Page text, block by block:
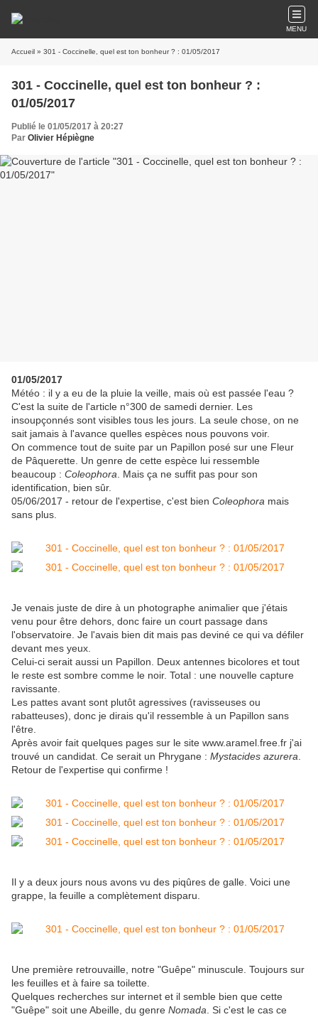
MENU
Accueil » 301 - Coccinelle, quel est ton bonheur ? : 01/05/2017
301 - Coccinelle, quel est ton bonheur ? :
01/05/2017
Publié le 01/05/2017 à 20:27
Par Olivier Hépiègne
01/05/2017
Météo : il y a eu de la pluie la veille, mais où est passée l'eau ?
C'est la suite de l'article n°300 de samedi dernier. Les
insoupçonnés sont visibles tous les jours. La seule chose, on ne
sait jamais à l'avance quelles espèces nous pouvons voir.
On commence tout de suite par un Papillon posé sur une Fleur
de Pâquerette. Un genre de cette espèce lui ressemble
beaucoup : Coleophora . Mais ça ne suffit pas pour son
identification, bien sûr.
05/06/2017 - retour de l'expertise, c'est bien Coleophora mais
sans plus.
Je venais juste de dire à un photographe animalier que j'étais
venu pour être dehors, donc faire un court passage dans
l'observatoire. Je l'avais bien dit mais pas deviné ce qui va défiler
devant mes yeux.
Celui-ci serait aussi un Papillon. Deux antennes bicolores et tout
le reste est sombre comme le noir. Total : une nouvelle capture
ravissante.
Les pattes avant sont plutôt agressives (ravisseuses ou
rabatteuses), donc je dirais qu'il ressemble à un Papillon sans
l'être.
Après avoir fait quelques pages sur le site www.aramel.free.fr j'ai
trouvé un candidat. Ce serait un Phrygane : Mystacides azurera
Retour de l'expertise qui confirme !
Il y a deux jours nous avons vu des piqûres de galle. Voici une
grappe, la feuille a complètement disparu.
Une première retrouvaille, notre "Guêpe" minuscule. Toujours sur
les feuilles et à faire sa toilette.
Quelques recherches sur internet et il semble bien que cette
"Guêpe" soit une Abeille, du genre Nomada . Si c'est le cas ce